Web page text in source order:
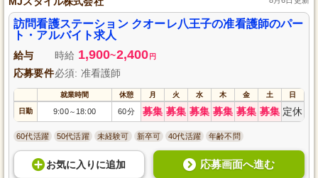
訪問看護ステーション クオーレ八王子の准看護師のパー
ト・アルバイト求人
給与 時給 1,900~2,400 円
応募要件必須: 准看護師
就業時間 休憩 月 火 水 木 金 土 日
日勤 9:00～ 18:00 60分 募集 募集 募集 募集 募集 募集 定休
60代活躍 50代活躍 未経験可 新卒可 40代活躍 年齢不問
お気に入り に追加 応募画面へ進む